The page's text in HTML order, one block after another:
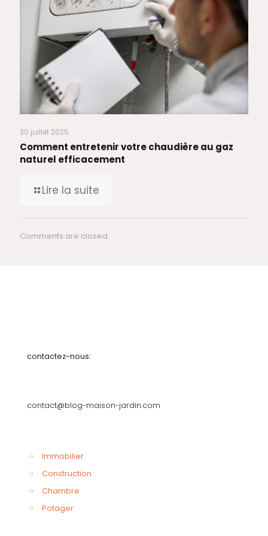
30 juillet 2025
Comment entretenir votre chaudière au gaz
naturel efficacement
Lire la suite
Comments are closed.
contactez-nous:
contact@blog-maison-jardin.com
→
Immobilier
→
Construction
→
Chambre
→
Potager